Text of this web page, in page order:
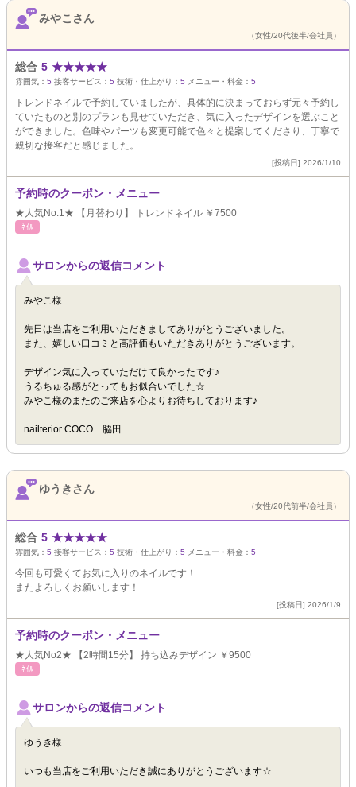
みやこさん
（女性/20代後半/会社員）
総合 5 ★★★★★
雰囲気： 5 接客サービス： 5 技術・仕上がり： 5 メニュー・料金： 5
トレンドネイルで予約していましたが、具体的に決まっておらず元々予約し
ていたものと別のプランも見せていただき、気に入ったデザインを選ぶこと
ができました。色味やパーツも変更可能で色々と提案してくださり、丁寧で
親切な接客だと感じました。
[投稿日] 2026/1/10
予約時のクーポン・メニュー
★人気No.1★ 【月替わり】 トレンドネイル ￥7500
ﾈｲﾙ
サロンからの返信コメント
みやこ様
先日は当店をご利用いただきましてありがとうございました。
また、嬉しい口コミと高評価もいただきありがとうございます。
デザイン気に入っていただけて良かったです♪
うるちゅる感がとってもお似合いでした☆
みやこ様のまたのご来店を心よりお待ちしております♪
nailterior COCO 脇田
ゆうきさん
（女性/20代前半/会社員）
総合 5 ★★★★★
雰囲気： 5 接客サービス： 5 技術・仕上がり： 5 メニュー・料金： 5
今回も可愛くてお気に入りのネイルです！
またよろしくお願いします！
[投稿日] 2026/1/9
予約時のクーポン・メニュー
★人気No2★ 【2時間15分】 持ち込みデザイン ￥9500
ﾈｲﾙ
サロンからの返信コメント
ゆうき様
いつも当店をご利用いただき誠にありがとうございます☆